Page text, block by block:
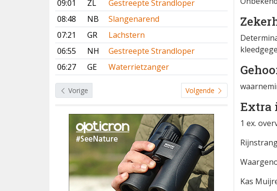
09:01
ZL
Gestreepte Strandloper
08:48
NB
Slangenarend
07:21
GR
Lachstern
06:55
NH
Gestreepte Strandloper
06:27
GE Waterrietzanger
Vorige Volgende
Extra
1 ex.
Kas